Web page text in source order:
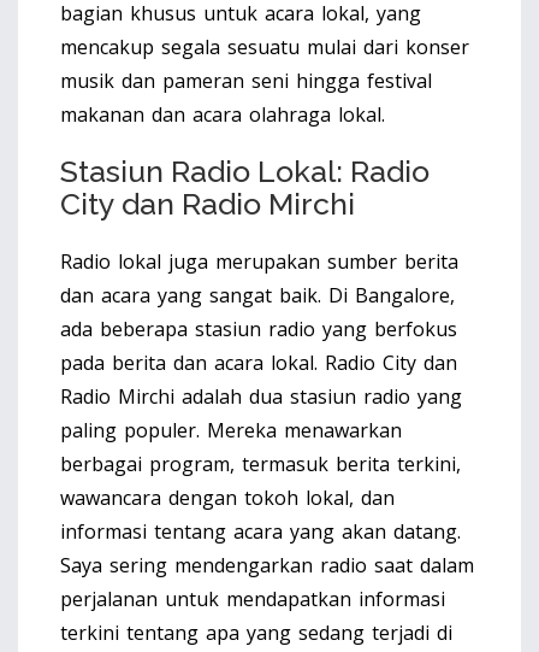
bagian khusus untuk acara lokal, yang
mencakup segala sesuatu mulai dari konser
musik dan pameran seni hingga festival
makanan dan acara olahraga lokal.
Stasiun Radio Lokal: Radio
City dan Radio Mirchi
Radio lokal juga merupakan sumber berita
dan acara yang sangat baik. Di Bangalore,
ada beberapa stasiun radio yang berfokus
pada berita dan acara lokal. Radio City dan
Radio Mirchi adalah dua stasiun radio yang
paling populer. Mereka menawarkan
berbagai program, termasuk berita terkini,
wawancara dengan tokoh lokal, dan
informasi tentang acara yang akan datang.
Saya sering mendengarkan radio saat dalam
perjalanan untuk mendapatkan informasi
terkini tentang apa yang sedang terjadi di